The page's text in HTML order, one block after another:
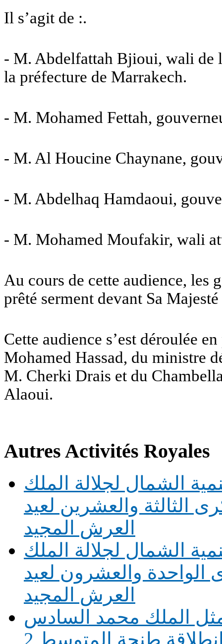
Il s’agit de :.
- M. Abdelfattah Bjioui, wali de
la préfecture de Marrakech.
- M. Mohamed Fettah,
- M. Al Houcine Chaynane,
- M. Abdelhaq Hamdaoui,
- M. Mohamed Moufakir, wali
Au cours de cette audience, les
prêté serment devant Sa
Cette audience s’est déroulée
Mohamed Hassad, du ministre
M. Cherki Drais et du
Alaoui.
Autres Activités Royales
الشمال لجلالة الملك
الثالثة والعشرين لعيد
العرش المجيد
الشمال لجلالة الملك
والعشرون لعيد
العرش المجيد
الملك محمد السادس
طنجة المتوسط 2